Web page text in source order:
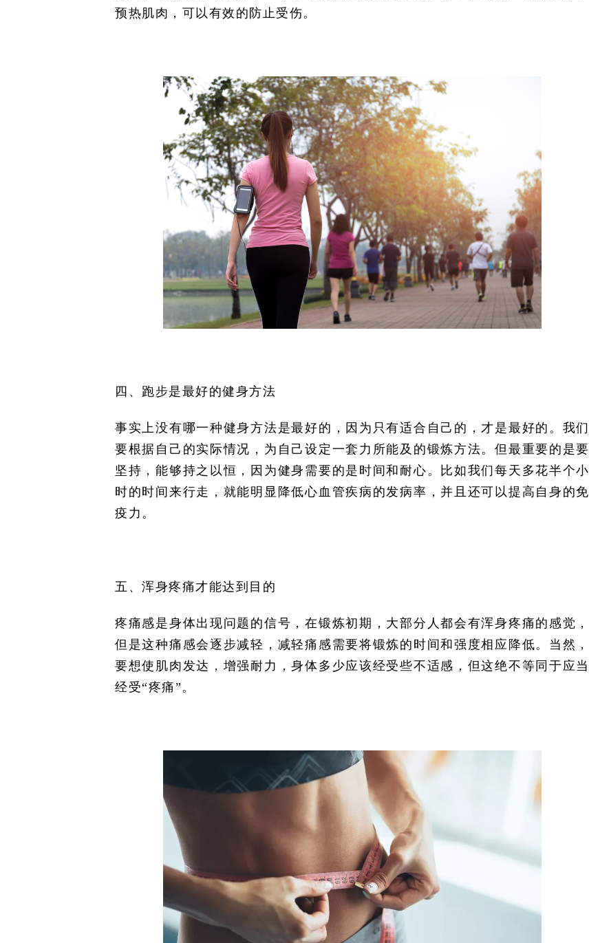
预热肌肉，可以有效的防止受伤。
四、跑步是最好的健身方法
事实上没有哪一种健身方法是最好的，因为只有适合自己的，才是最好的。我们
要根据自己的实际情况，为自己设定一套力所能及的锻炼方法。但最重要的是要
坚持，能够持之以恒，因为健身需要的是时间和耐心。比如我们每天多花半个小
时的时间来行走，就能明显降低心血管疾病的发病率，并且还可以提高自身的免
疫力。
五、浑身疼痛才能达到目的
疼痛感是身体出现问题的信号，在锻炼初期，大部分人都会有浑身疼痛的感觉，
但是这种痛感会逐步减轻，减轻痛感需要将锻炼的时间和强度相应降低。当然，
要想使肌肉发达，增强耐力，身体多少应该经受些不适感，但这绝不等同于应当
经受“疼痛”。